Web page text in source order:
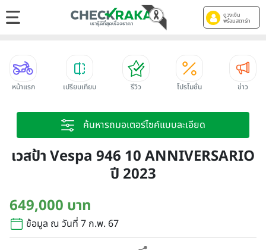
ดูวงเงิน
พร้อมสตาร์ท
หน้าแรก เปรียบเทียบ รีวิว โปรโมชั่น ข่าว
ค้นหารถมอเตอร์ไซค์แบบละเอียด
เวสป้า Vespa 946 10 ANNIVERSARIO
ปี 2023
649,000 บาท
ข้อมูล ณ วันที่ 7 ก.พ. 67